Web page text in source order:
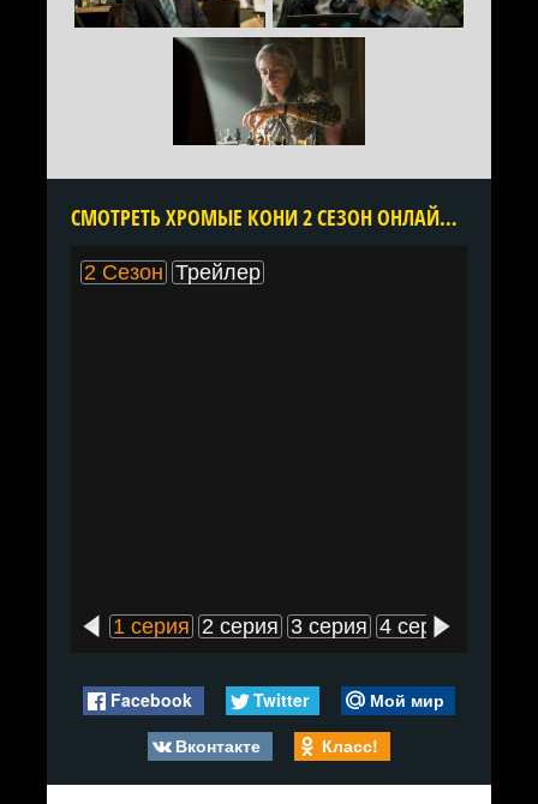
CМОТРЕТЬ ХРОМЫЕ КОНИ 2 СЕЗОН ОНЛАЙН В ХОРОШЕМ КАЧЕСТВЕ ВСЕ СЕРИИ ПОДРЯД БЕСПЛАТНО
2 Сезон Трейлер
1 серия 2 серия 3 серия 4 серия
Facebook Twitter
Мой мир
Вконтакте
Класс!